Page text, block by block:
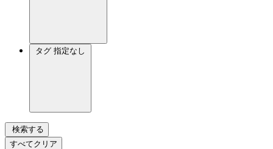
タグ 指定なし
検索する
すべてクリア